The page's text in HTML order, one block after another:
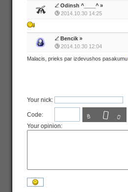
Odinsh ^____^ »
2014.10.30 14:25
Bencik »
2014.10.30 12:04
Malacis, prieks par izdevushos pasakumu
Your nick:
Code:
Your opinion: